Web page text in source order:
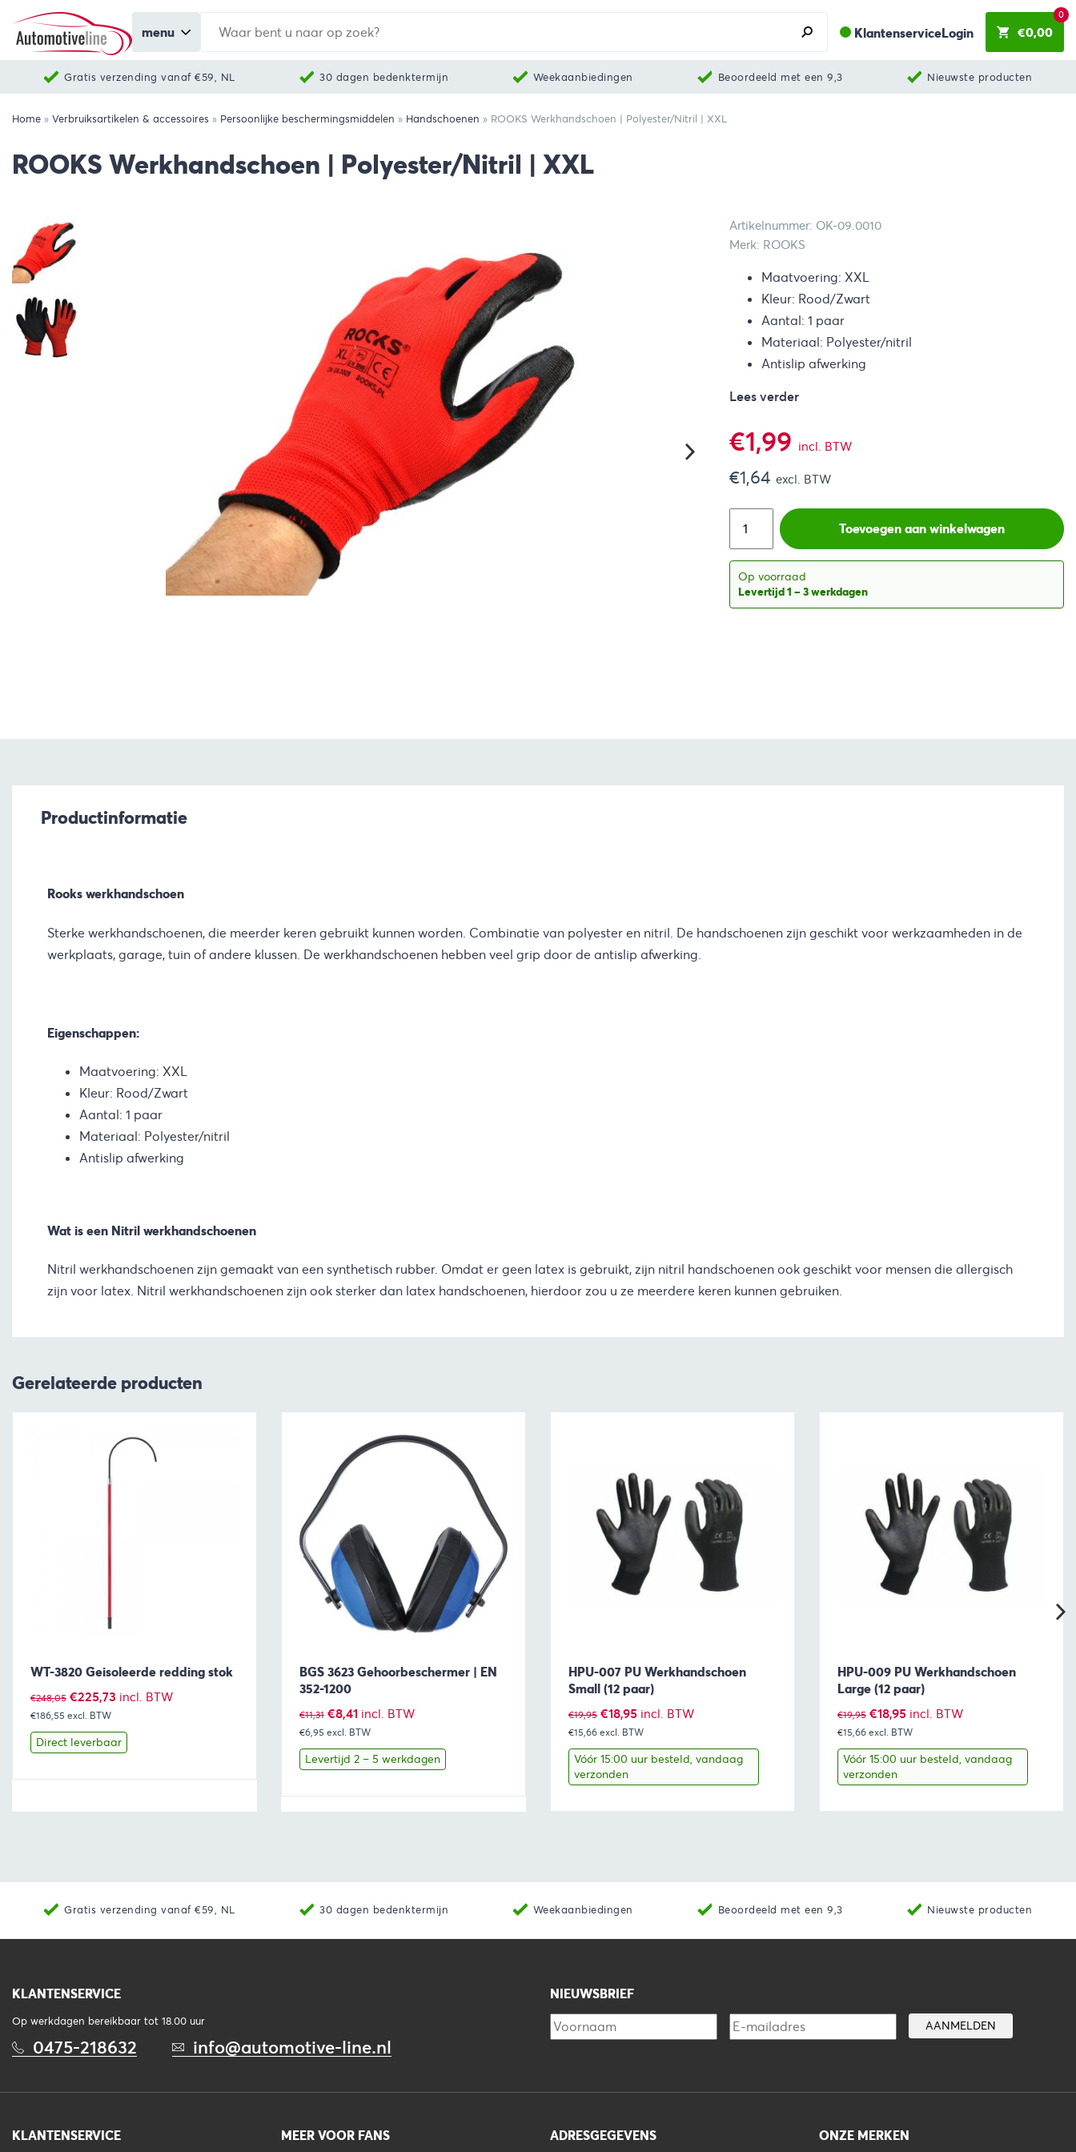
menu KlantenserviceLogin €0,00
0
Gratis verzending vanaf €59, NL 30 dagen bedenktermijn Weekaanbiedingen Beoordeeld met een 9,3 Nieuwste producten
Home » Verbruiksartikelen & accessoires » Persoonlijke beschermingsmiddelen » Handschoenen » ROOKS Werkhandschoen | Polyester/Nitril | XXL
ROOKS Werkhandschoen | Polyester/Nitril | XXL
Artikelnummer: OK-09.0010
Merk: ROOKS
Maatvoering: XXL
Kleur: Rood/Zwart
Aantal: 1 paar
Materiaal: Polyester/nitril
Antislip afwerking
Lees verder
€1,99 incl. BTW
€1,64 excl. BTW
Toevoegen aan winkelwagen
Op voorraad
Levertijd 1 – 3 werkdagen
Productinformatie
Rooks werkhandschoen
Sterke werkhandschoenen, die meerder keren gebruikt kunnen worden. Combinatie van polyester en nitril. De handschoenen zijn geschikt voor werkzaamheden in de
werkplaats, garage, tuin of andere klussen. De werkhandschoenen hebben veel grip door de antislip afwerking.
Eigenschappen:
Maatvoering: XXL
Kleur: Rood/Zwart
Aantal: 1 paar
Materiaal: Polyester/nitril
Antislip afwerking
Wat is een Nitril werkhandschoenen
Nitril werkhandschoenen zijn gemaakt van een synthetisch rubber. Omdat er geen latex is gebruikt, zijn nitril handschoenen ook geschikt voor mensen die allergisch
zijn voor latex. Nitril werkhandschoenen zijn ook sterker dan latex handschoenen, hierdoor zou u ze meerdere keren kunnen gebruiken.
Gerelateerde producten
WT-3820 Geisoleerde redding stok
€248,05 Oorspronkelijke
prijs
was:
€225,73Huidige
is:
incl. BTW
€186,55 excl. BTW
Direct leverbaar
BGS 3623 Gehoorbeschermer | EN
352-1200
€11,31 Oorspronkelijke
prijs
was:
€8,41Huidige
prijs
is:
incl. BTW
€6,95 excl. BTW
Levertijd 2 – 5 werkdagen
HPU-007 PU Werkhandschoen
Small (12 paar)
€19,95 Oorspronkelijke
prijs
was:
€19,95.
€18,95Huidige
prijs
is:
incl. BTW
€15,66 excl. BTW
Vóór 15:00 uur besteld, vandaag
verzonden
HPU-009 PU Werkhandschoen
Large (12 paar)
€19,95 Oorspronkelijke
prijs
was:
€19,95.
€18,95Huidige
prijs
is:
incl. BTW
€15,66 excl. BTW
Vóór 15:00 uur besteld, vandaag
verzonden
Gratis verzending vanaf €59, NL 30 dagen bedenktermijn Weekaanbiedingen Beoordeeld met een 9,3 Nieuwste producten
KLANTENSERVICE
Op werkdagen bereikbaar tot 18.00 uur
0475-218632 info@automotive-line.nl
NIEUWSBRIEF
KLANTENSERVICE MEER VOOR FANS ADRESGEGEVENS ONZE MERKEN